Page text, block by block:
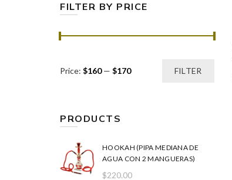
FILTER BY PRICE
Min
Max
FILTER
Price: $160— $170
PRODUCTS
HOOKAH (PIPA MEDIANA DE
AGUA CON 2 MANGUERAS)
$220.00